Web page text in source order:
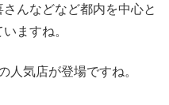
んなどなど都内を中心と
ますね。
人気店が登場ですね。